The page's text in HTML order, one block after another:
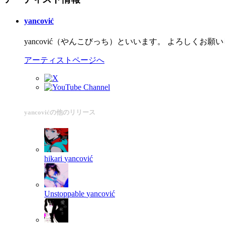
yancović
yancović（やんこびっち）といいます。 よろしくお願い
アーティストページへ
yancovićの他のリリース
hikari yancović
Unstoppable yancović